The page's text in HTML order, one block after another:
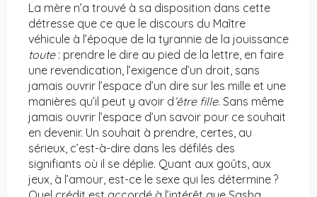
La mère n’a trouvé à sa disposition dans cette
détresse que ce que le discours du Maître
véhicule à l’époque de la tyrannie de la jouissance
toute : prendre le dire au pied de la lettre, en faire
une revendication, l’exigence d’un droit, sans
jamais ouvrir l’espace d’un dire sur les mille et une
manières qu’il peut y avoir d’être fille. Sans même
jamais ouvrir l’espace d’un savoir pour ce souhait
en devenir. Un souhait à prendre, certes, au
sérieux, c’est-à-dire dans les défilés des
signifiants où il se déplie. Quant aux goûts, aux
jeux, à l’amour, est-ce le sexe qui les détermine ?